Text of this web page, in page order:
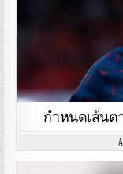
กำหนดเส้นต